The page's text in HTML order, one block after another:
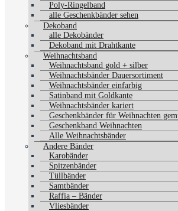
Poly-Ringelband
alle Geschenkbänder sehen
Dekoband
alle Dekobänder
Dekoband mit Drahtkante
Weihnachtsband
Weihnachtsband gold + silber
Weihnachtsbänder Dauersortiment
Weihnachtsbänder einfarbig
Satinband mit Goldkante
Weihnachtsbänder kariert
Geschenkbänder für Weihnachten
Geschenkband Weihnachten
Alle Weihnachtsbänder
Andere Bänder
Karobänder
Spitzenbänder
Tüllbänder
Samtbänder
Raffia – Bänder
Vliesbänder